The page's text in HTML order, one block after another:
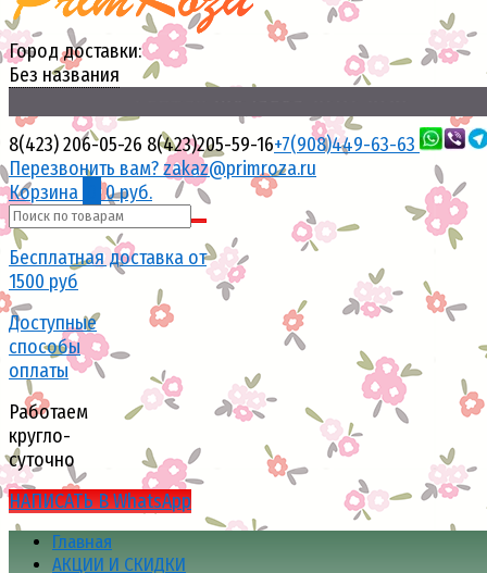
Город доставки:
Без названия
8(423) 206-05-26 8(423)205-59-16+7(908)449-63-63
Перезвонить вам?zakaz@primroza.ru
Корзина
0 руб.
Бесплатная доставка от
1500 руб
Доступные
способы
оплаты
Работаем
кругло-
суточно
НАПИСАТЬ В WhatsApp
Главная
АКЦИИ И СКИДКИ